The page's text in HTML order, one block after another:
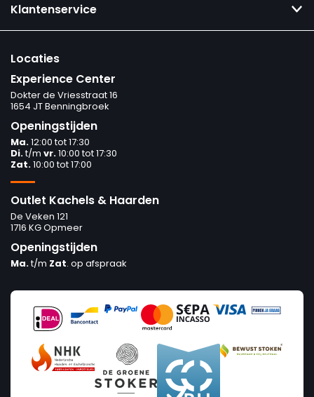
Klantenservice
Locaties
Experience Center
Dokter de Vriesstraat 16
1654 JT Benningbroek
Openingstijden
Ma.12:00 tot 17:30
Di.t/m vr.10:00 tot 17:30
Zat.10:00 tot 17:00
Outlet Kachels & Haarden
De Veken 121
1716 KG Opmeer
Openingstijden
Ma.t/m Zat. op afspraak